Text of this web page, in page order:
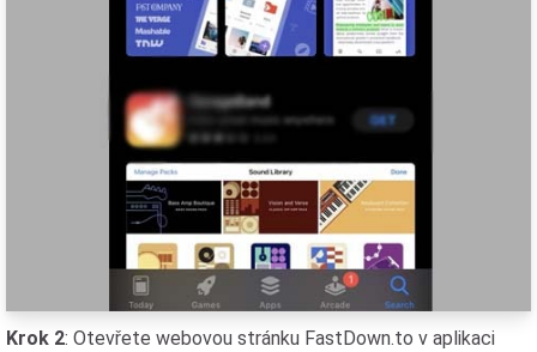
Krok 2: Otevřete webovou stránku FastDown.to v aplikaci